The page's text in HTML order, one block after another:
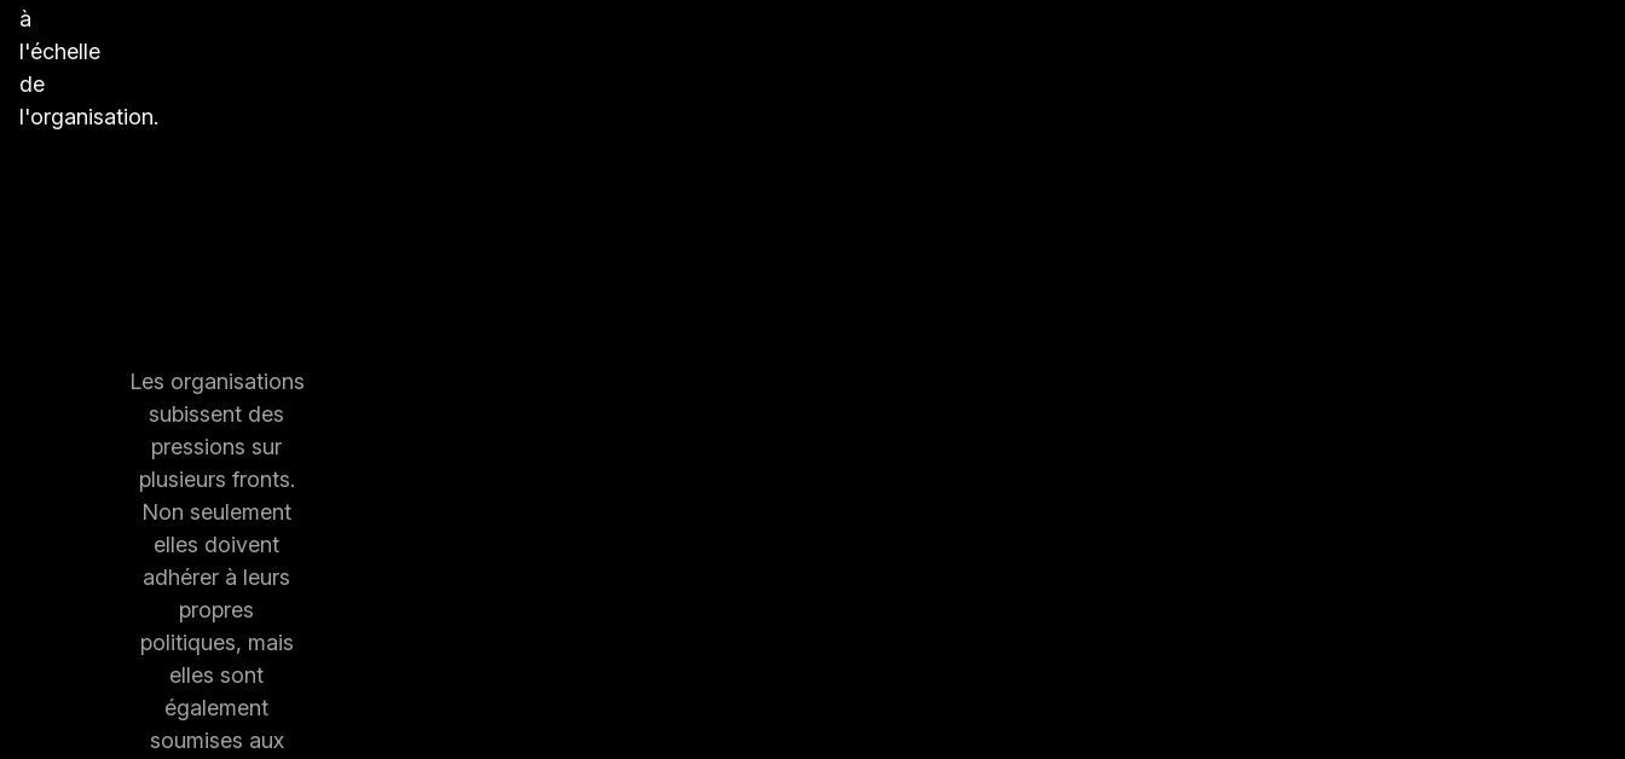
à
l'échelle
de
l'organisation.
Les organisations
subissent des
pressions sur
plusieurs fronts.
Non seulement
elles doivent
adhérer à leurs
propres
politiques, mais
elles sont
également
soumises aux